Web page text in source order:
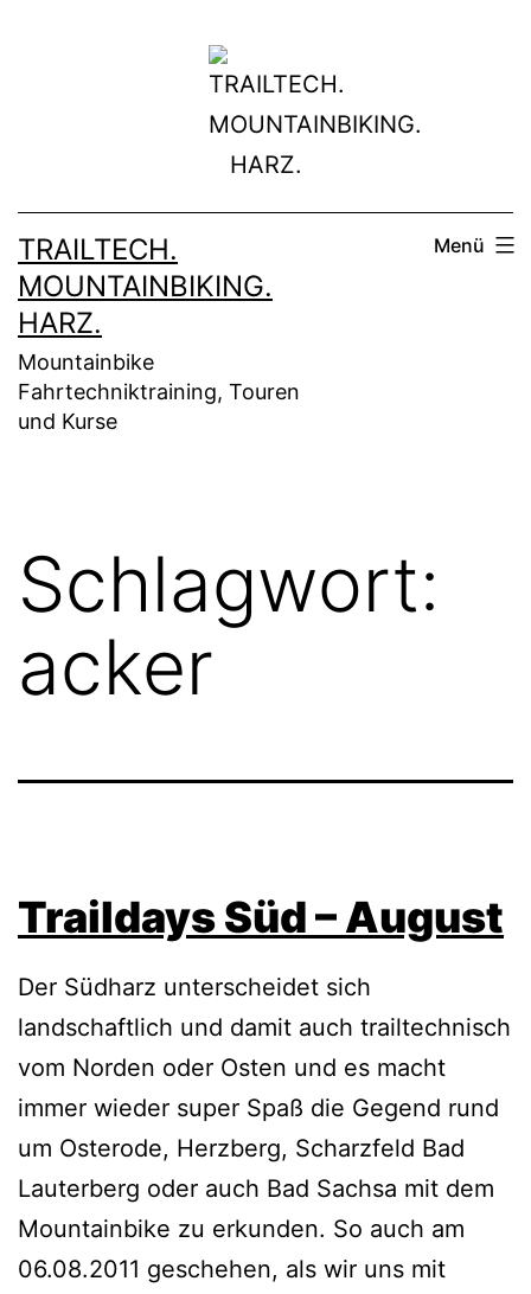
TRAILTECH.
MOUNTAINBIKING.
HARZ.
Mountainbike
Fahrtechniktraining, Touren
und Kurse
Menü
Schlagwort:
acker
Traildays Süd – August
Der Südharz unterscheidet sich
landschaftlich und damit auch trailtechnisch
vom Norden oder Osten und es macht
immer wieder super Spaß die Gegend rund
um Osterode, Herzberg, Scharzfeld Bad
Lauterberg oder auch Bad Sachsa mit dem
Mountainbike zu erkunden. So auch am
06.08.2011 geschehen, als wir uns mit